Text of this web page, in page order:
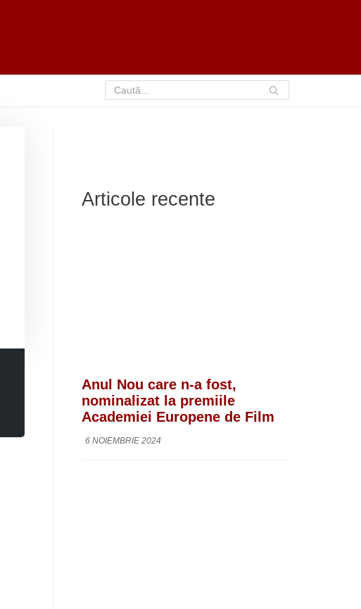
Articole recente
Anul Nou care n-a fost,
nominalizat la premiile
Academiei Europene de Film
6 NOIEMBRIE 2024